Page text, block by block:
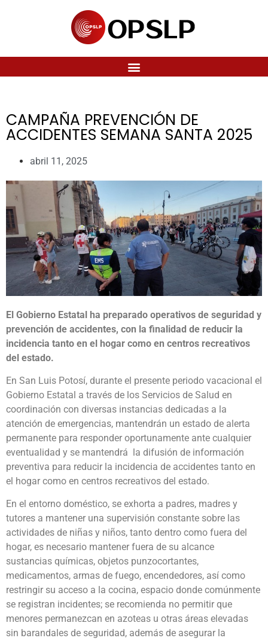
CAMPAÑA PREVENCIÓN DE
ACCIDENTES SEMANA SANTA 2025
abril 11, 2025
El Gobierno Estatal ha preparado operativos de seguridad y
prevención de accidentes, con la finalidad de reducir la
incidencia tanto en el hogar como en centros recreativos
del estado.
En San Luis Potosí, durante el presente periodo vacacional el
Gobierno Estatal a través de los Servicios de Salud en
coordinación con diversas instancias dedicadas a la
atención de emergencias, mantendrán un estado de alerta
permanente para responder oportunamente ante cualquier
eventualidad y se mantendrá la difusión de información
preventiva para reducir la incidencia de accidentes tanto en
el hogar como en centros recreativos del estado.
En el entorno doméstico, se exhorta a padres, madres y
tutores a mantener una supervisión constante sobre las
actividades de niñas y niños, tanto dentro como fuera del
hogar, es necesario mantener fuera de su alcance
sustancias químicas, objetos punzocortantes,
medicamentos, armas de fuego, encendedores, así como
restringir su acceso a la cocina, espacio donde comúnmente
se registran incidentes; se recomienda no permitir que
menores permanezcan en azoteas u otras áreas elevadas
sin barandales de seguridad, además de asegurar la